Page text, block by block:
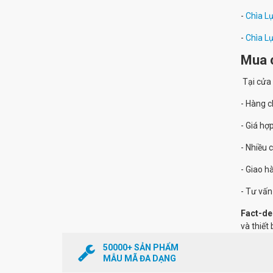
- Chìa
- Chìa
Mua
Tại
- Hàng
- Giá
- Nhiều
- Giao
- Tư
Fact-
và thiết
50000+ SẢN PHẨM
MẪU MÃ ĐA DẠNG